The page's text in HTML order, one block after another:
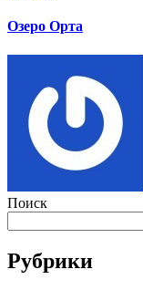
Озеро Орта
Поиск
Рубрики